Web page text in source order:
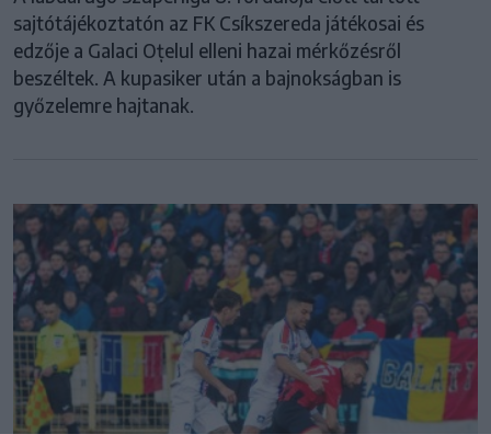
sajtótájékoztatón az FK Csíkszereda játékosai és
edzője a Galaci Oțelul elleni hazai mérkőzésről
beszéltek. A kupasiker után a bajnokságban is
győzelemre hajtanak.